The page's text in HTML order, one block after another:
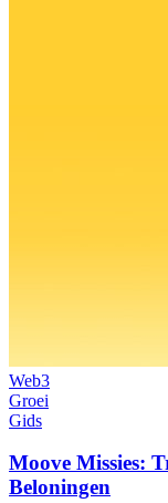
Web3
Groei
Gids
Moove Missies:
Beloningen